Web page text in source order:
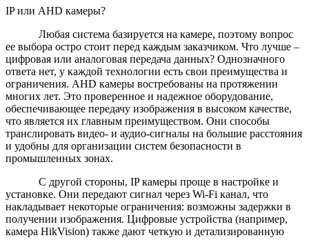
IP или AHD камеры?
Любая система базируется на камере, поэтому вопрос
ее выбора остро стоит перед каждым заказчиком. Что лучше –
цифровая или аналоговая передача данных? Однозначного
ответа нет, у каждой технологии есть свои преимущества и
ограничения. AHD камеры востребованы на протяжении
многих лет. Это проверенное и надежное оборудование,
обеспечивающее передачу изображения в высоком качестве,
что является их главным преимуществом. Они способы
транслировать видео- и аудио-сигналы на большие расстояния
и удобны для организации систем безопасности в
промышленных зонах.
С другой стороны, IP камеры проще в настройке и
установке. Они передают сигнал через Wi-Fi канал, что
накладывает некоторые ограничения: возможны задержки в
получении изображения. Цифровые устройства (например,
камера HikVision) также дают четкую и детализированную